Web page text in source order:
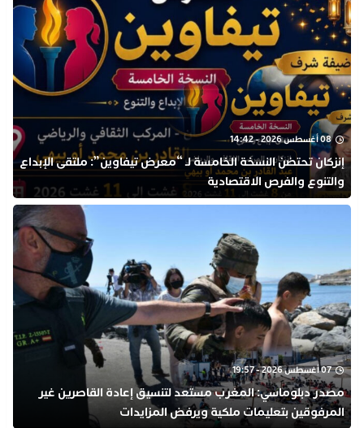
08 أغسطس 2026 - 14:42
إنزكان تحتضن النسخة الخامسة لـ “معرض تيفاوين”: ملتقى الإبداع
والتنوع والفرص الاقتصادية
07 أغسطس 2026 - 19:57
مصدر دبلوماسي: المغرب مستعد لتنسيق إعادة القاصرين غير
المرفوقين بتعليمات ملكية ويرفض المزايدات